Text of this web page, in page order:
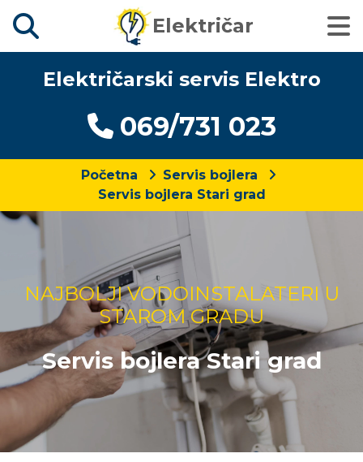
Električar
Električarski servis Elektro
069/731 023
Početna
Servis bojlera
Servis bojlera Stari grad
NAJBOLJI VODOINSTALATERI U
STAROM GRADU
Servis bojlera Stari grad